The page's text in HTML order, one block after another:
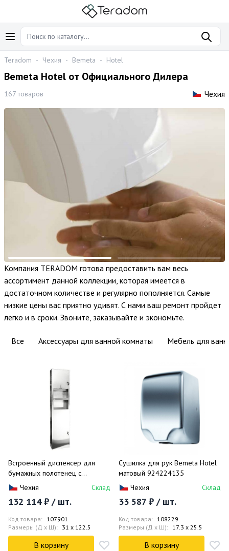
Teradom - Чехия - Bemeta - Hotel
Bemeta Hotel от Официального Дилера
167 товаров Чехия
Компания TERADOM готова предоставить вам весь
ассортимент данной коллекции, которая имеется в
достаточном количестве и регулярно пополняется. Самые
низкие цены вас приятно удивят. С нами ваш ремонт пройдет
легко и в сроки. Звоните, заказывайте и экономьте.
Все Аксессуары для ванной комнаты Мебель для
Встроенный диспенсер для
бумажных полотенец с
мусорной корзиной Bemeta
Чехия Склад
132 114 ₽ / шт.
Код товара: 107901
Размеры (Д x Ш): 31 x 122.5
В корзину
Сушилка для рук Bemeta Hotel
матовый 924224135
Чехия
Склад
33 587 ₽ / шт.
Код товара: 108229
Размеры (Д x Ш): 17.3 x 25.5
В корзину